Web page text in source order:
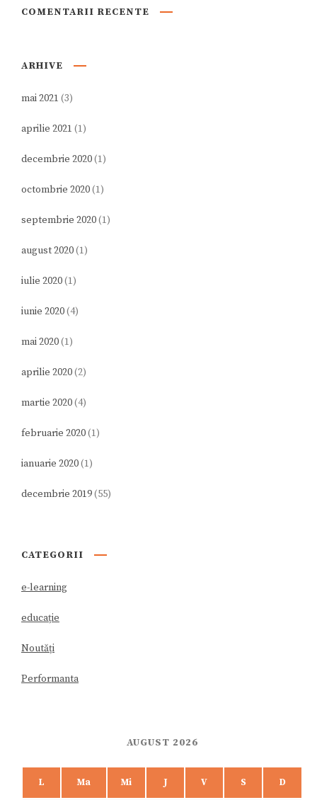
COMENTARII RECENTE
ARHIVE
mai 2021 (3)
aprilie 2021 (1)
decembrie 2020(1)
octombrie 2020(1)
septembrie 2020(1)
august 2020(1)
iulie 2020(1)
iunie 2020(4)
mai 2020(1)
aprilie 2020(2)
martie 2020(4)
februarie 2020(1)
ianuarie 2020(1)
decembrie 2019(55)
CATEGORII
e-learning
educație
Noutăți
Performanta
AUGUST 2026
L Ma Mi J V S D